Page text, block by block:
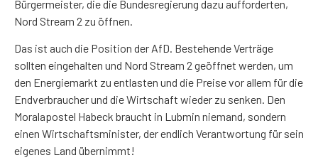
Bürgermeister, die die Bundesregierung dazu aufforderten,
Nord Stream 2 zu öffnen.
Das ist auch die Position der AfD. Bestehende Verträge
sollten eingehalten und Nord Stream 2 geöffnet werden, um
den Energiemarkt zu entlasten und die Preise vor allem für die
Endverbraucher und die Wirtschaft wieder zu senken. Den
Moralapostel Habeck braucht in Lubmin niemand, sondern
einen Wirtschaftsminister, der endlich Verantwortung für sein
eigenes Land übernimmt!